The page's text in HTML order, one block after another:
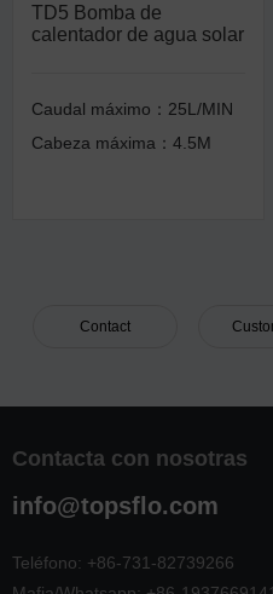
TD5 Bomba de
calentador de agua solar
Caudal máximo：25L/MIN
Cabeza máxima：4.5M
Contact
Contacta con nosotras
info@topsflo.com
Teléfono: +86-731-82739266